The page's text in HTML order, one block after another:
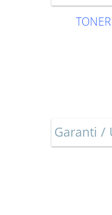
TONER
Garanti /